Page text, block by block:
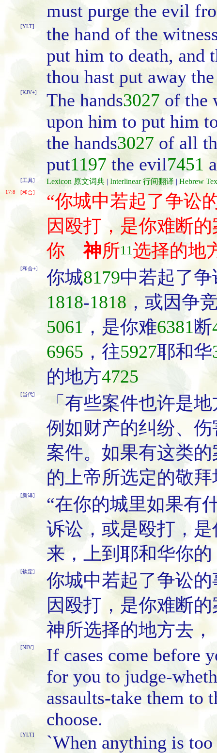
must purge the evil
[YLT]
the hand of the
put him to death, and
thou hast put away
[KJV+] The hands3027 of the
upon him to put him
the hands3027 of all
put1197 the evil7451
[工具] Lexicon 原文词典 | Interlinear 行间翻译 | Hebrew
17:8 [和合]
“你城中若起了争讼
因殴打，是你难断
你 神所11选择的地
[和合+] 你城8179中若起了争
1818-1818 ，或因争
5061，是你难6381断
6965 ，往5927耶和华
的地方4725
[当代]
「有些案件也许是
例如财产的纠纷、
案件。如果有这类
的上帝所选定的敬
[新译]
“在你的城里如果有
诉讼，或是殴打，
来，上到耶和华你
[钦定]
你城中若起了争讼
因殴打，是你难断
神所选择的地方去，
[NIV]
If cases come before
for you to judge-
assaults-take them to
choose.
[YLT]
`When anything is